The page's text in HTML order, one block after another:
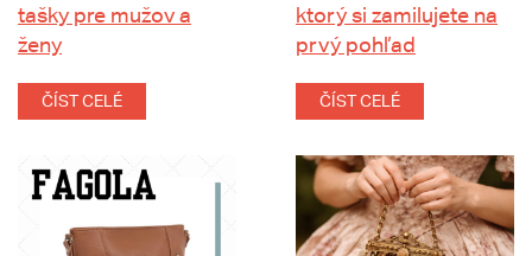
tašky pre mužov a
ženy
ČÍST CELÉ
ktorý si zamilujete na
prvý pohľad
ČÍST CELÉ